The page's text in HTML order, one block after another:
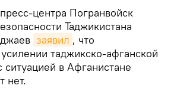
центра Погранвойск
Таджикистана
заявил , что
таджикско-афганской
ситуацией в Афганистане
нет.